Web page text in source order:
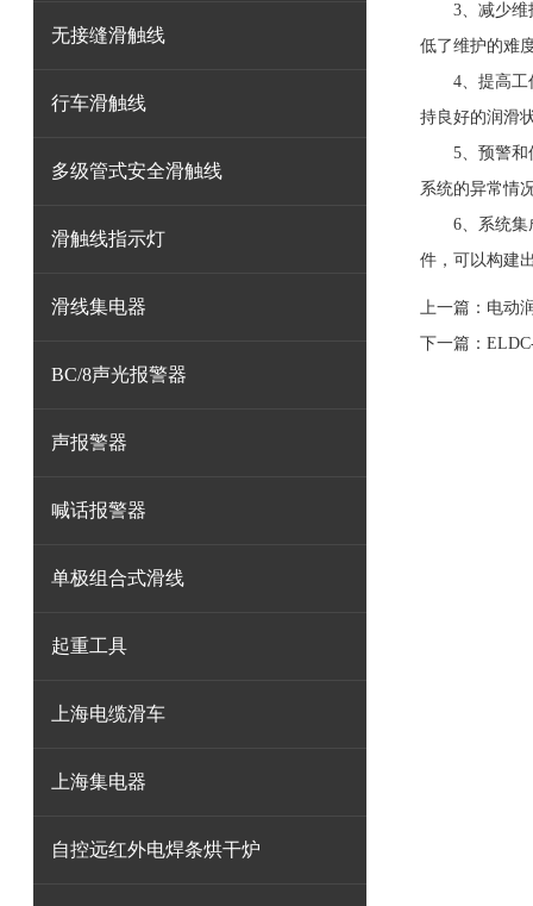
无接缝滑触线
行车滑触线
多级管式安全滑触线
滑触线指示灯
滑线集电器
BC/8声光报警器
声报警器
喊话报警器
单极组合式滑线
起重工具
上海电缆滑车
上海集电器
自控远红外电焊条烘干炉
3、减少维护
低了维护的难
4、提高工作
持良好的润滑
5、预警和保
系统的异常情
6、系统集成
件，可以构建
上一篇： 电动
下一篇：